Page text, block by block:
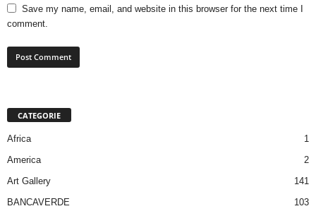
Save my name, email, and website in this browser for the next time I
comment.
CATEGORIE
Africa
1
America
2
Art Gallery
141
BANCAVERDE
103